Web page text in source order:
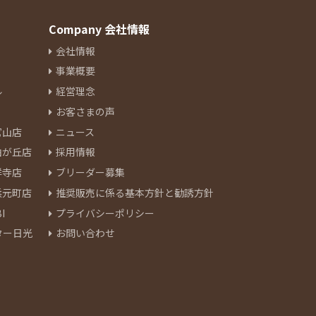
店
丘店
店
町店
日光
Company 会社情報
会社情報
事業概要
経営理念
お客さまの声
ニュース
採用情報
ブリーダー募集
推奨販売に係る基本方針と勧誘方針
プライバシーポリシー
お問い合わせ